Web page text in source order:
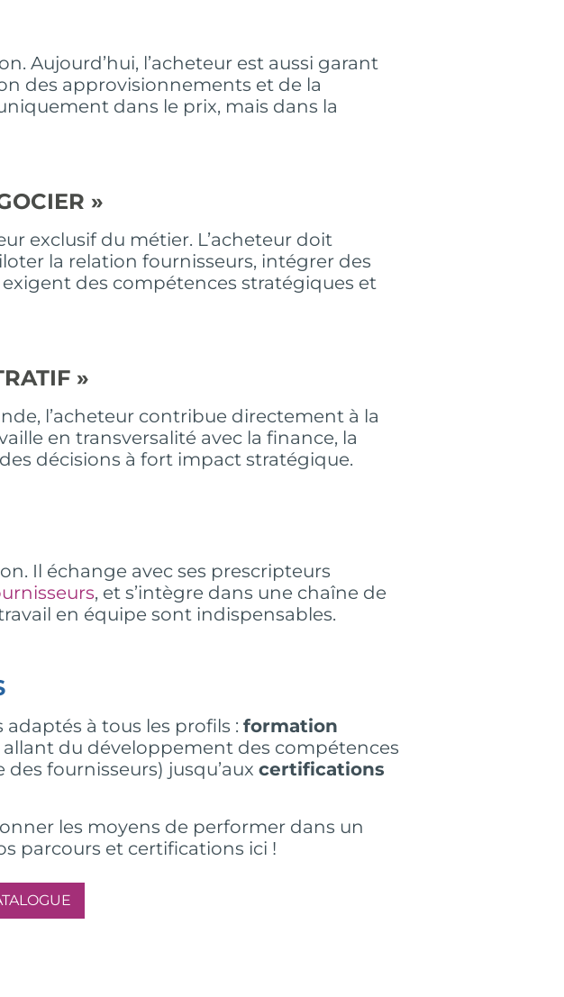
Aujourd’hui, l’acheteur est aussi garant
des approvisionnements et de la
dans le prix, mais dans la
»
exclusif du métier. L’acheteur doit
la relation fournisseurs, intégrer des
des compétences stratégiques et
»
l’acheteur contribue directement à la
en transversalité avec la finance, la
décisions à fort impact stratégique.
Il échange avec ses prescripteurs
, et s’intègre dans une chaîne de
en équipe sont indispensables.
à tous les profils : formation
allant du développement des compétences
fournisseurs) jusqu’aux certifications
les moyens de performer dans un
parcours et certifications ici !